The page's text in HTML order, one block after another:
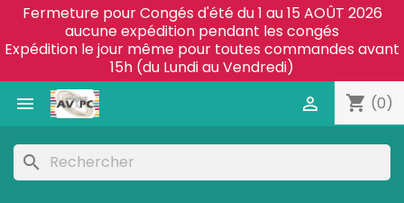
Fermeture pour Congés d'été du 1 au 15 AOÛT 2026
aucune expédition pendant les congés
Expédition le jour même pour toutes commandes avant
15h (du Lundi au Vendredi)
 shopping_cart (0)

search